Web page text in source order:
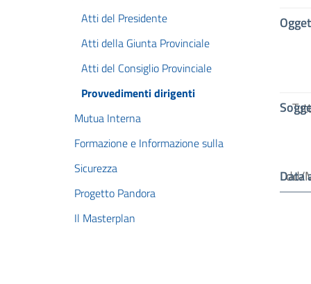
Atti del Presidente
Atti della Giunta Provinciale
Atti del Consiglio Provinciale
Provvedimenti dirigenti
Mutua Interna
Formazione e Informazione sulla
Sicurezza
Progetto Pandora
Il Masterplan
Data